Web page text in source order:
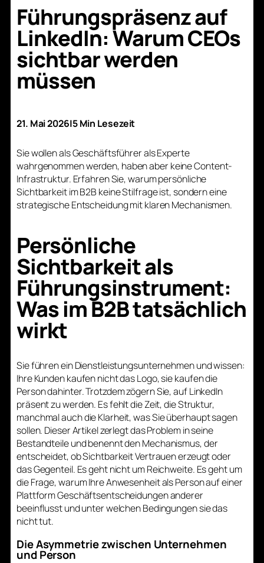
Führungspräsenz auf
LinkedIn: Warum CEOs
sichtbar werden
müssen
21. Mai 2026|5 Min Lesezeit
Sie wollen als Geschäftsführer als Experte
wahrgenommen werden, haben aber keine Content-
Infrastruktur. Erfahren Sie, warum persönliche
Sichtbarkeit im B2B keine Stilfrage ist, sondern eine
strategische Entscheidung mit klaren Mechanismen.
Persönliche
Sichtbarkeit als
Führungsinstrument:
Was im B2B tatsächlich
wirkt
Sie führen ein Dienstleistungsunternehmen und wissen:
Ihre Kunden kaufen nicht das Logo, sie kaufen die
Person dahinter. Trotzdem zögern Sie, auf LinkedIn
präsent zu werden. Es fehlt die Zeit, die Struktur,
manchmal auch die Klarheit, was Sie überhaupt sagen
sollen. Dieser Artikel zerlegt das Problem in seine
Bestandteile und benennt den Mechanismus, der
entscheidet, ob Sichtbarkeit Vertrauen erzeugt oder
das Gegenteil. Es geht nicht um Reichweite. Es geht um
die Frage, warum Ihre Anwesenheit als Person auf einer
Plattform Geschäftsentscheidungen anderer
beeinflusst und unter welchen Bedingungen sie das
nicht tut.
Die Asymmetrie zwischen Unternehmen
und Person